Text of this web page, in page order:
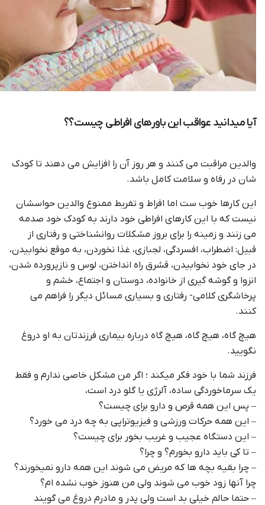
آیا میدانید عواقب این باورهای افراطی چیست؟؟
والدین مراقبت می کنند و هر روز آن را افزایش می دهند تا کودک
شان در رفاه و سلامت کامل باشد.
این کارها خوب ست اما افراط و تفریط ممنوع والدین حواسشان
نیست که با این کارهای افراطی خود دارند به کودک خود صدمه
می زنند و زمینه را برای بروز مشکلات روانشناختی و رفتاری از
قبیل: اضطراب، افسردگی، لجبازی، غذا نخوردن، به موقع نخوابیدن،
در جای خود نخوابیدن، قشرق راه انداختن، لوس و نازپرورده شدن،
انزوا و گوشه گیری از خانواده، دوستان و اجتماع، خشم و
پرخاشگری کلامی- رفتاری و بسیاری مسائل دیگر را فراهم می
کنند.
هیچ گاه، هیچ گاه، هیچ گاه درباره بیماری فرزندتان به او دروغ
نگویید.
فرزند شما با خود فکر میکند ؛ اگر من مشکل خاصی ندارم و فقط
یک سرماخوردگی ساده، آلرژی یا گلو درد است،
– پس این همه قرص و دارو برای چیست؟
– این همه حرکات ورزشی و فیزیوتراپی به چه درد می خورد؟
– این دستگاه عجیب و غریب بخور برای چیست؟
– تا کی باید دارو بخورم؟ و چرا؟
– چرا بقیه بچه ها که مریض می شوند این همه دارو نمیخورند؟
چرا آنها زود خوب می شوند ولی من هنوز خوب نشده ام؟
– حتما حالم خیلی بد است ولی پدر و مادرم دروغ می گویند